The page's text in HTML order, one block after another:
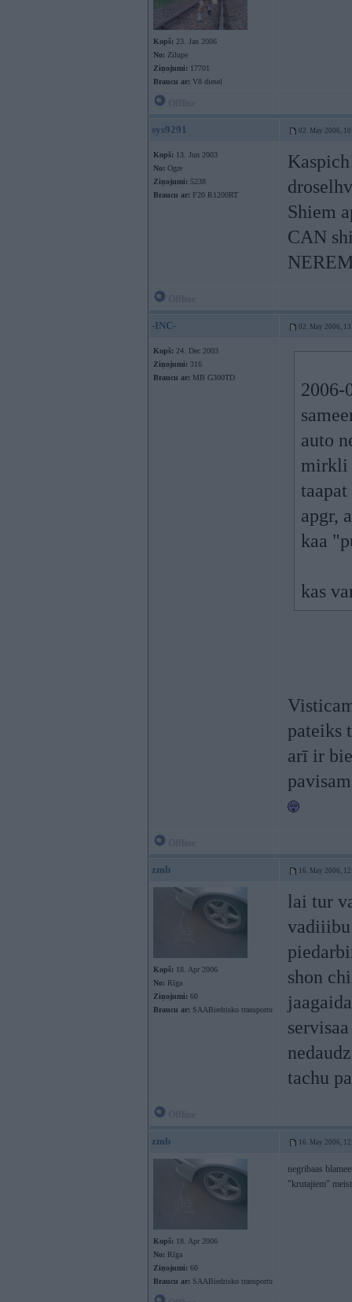
Kopš: 23. Jan 2006
No: Zilupe
Ziņojumi: 17701
Braucu ar: V8 diesel
sys9291 02. May 2006,
Kopš: 13. Jun 2003
No: Ogre
Ziņojumi: 5238
Braucu ar: F20 R1200RT
Shiem
CAN
-INC- 02. May 2006,
Kopš: 24. Dec 2003
Ziņojumi: 316
Braucu ar: MB G300TD
2006-
auto
mirkli
apgr,
kaa
kas
pateiks
arī ir
zmb 16. May 2006,
Kopš: 18. Apr 2006
No: Rīga
Ziņojumi: 60
Braucu ar: SAABiedrisko transportu
lai tur
shon
tachu
zmb 16. May 2006,
Kopš: 18. Apr 2006
No: Rīga
Ziņojumi: 60
Braucu ar: SAABiedrisko transportu
negribaas
"krutajiem"